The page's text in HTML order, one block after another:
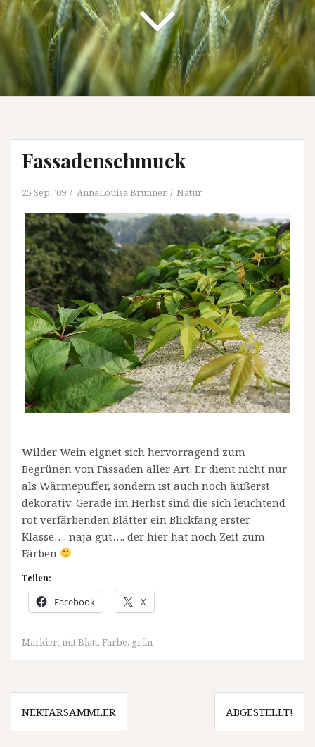
Fassadenschmuck
25 Sep. ’09 AnnaLouisa Brunner Natur
Wilder Wein eignet sich hervorragend zum
Begrünen von Fassaden aller Art. Er dient nicht nur
als Wärmepuffer, sondern ist auch noch äußerst
dekorativ. Gerade im Herbst sind die sich leuchtend
rot verfärbenden Blätter ein Blickfang erster
Klasse…. naja gut…. der hier hat noch Zeit zum
Färben
Teilen:
Facebook X
Markiert mitBlatt, Farbe, grün
Beitragsnavigation
NEKTARSAMMLER ABGESTELLT!